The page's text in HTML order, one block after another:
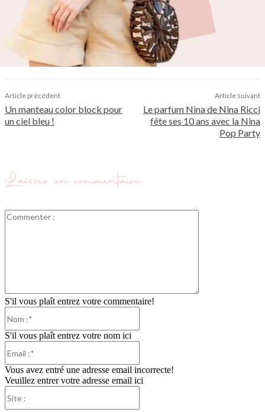
Article précédent
Un manteau color block pour
un ciel bleu !
Article suivant
Le parfum Nina de Nina Ricci
fête ses 10 ans avec la Nina
Pop Party
Laisser un commentaire
S'il vous plaît entrez votre commentaire!
S'il vous plaît entrez votre nom ici
Vous avez entré une adresse email incorrecte!
Veuillez entrer votre adresse email ici